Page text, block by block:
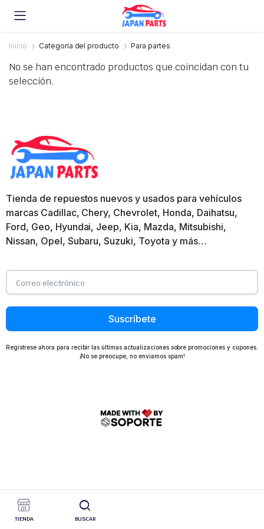
Inicio Categoría del producto Para partes
No se han encontrado productos que coincidan con tu
selección.
Tienda de repuestos nuevos y usados para vehículos
marcas Cadillac, Chery, Chevrolet, Honda, Daihatsu,
Ford, Geo, Hyundai, Jeep, Kia, Mazda, Mitsubishi,
Nissan, Opel, Subaru, Suzuki, Toyota y más…
Suscríbete
Regístrese ahora para recibir las últimas actualizaciones sobre promociones y cupones.
¡No se preocupe, no enviamos spam!
TIENDA BUSCAR